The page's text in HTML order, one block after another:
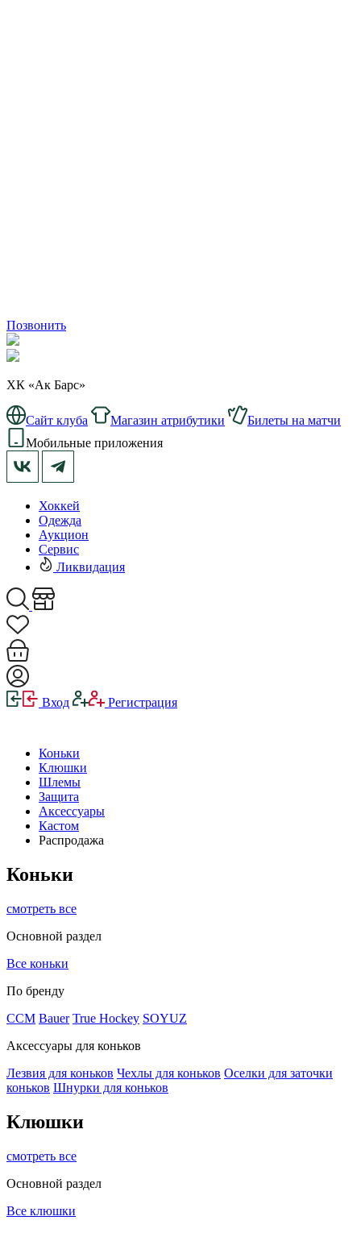
Позвонить
ХК «Ак Барс»
Сайт клуба Магазин атрибутики
Билеты на матчи
Мобильные приложения
Хоккей
Одежда
Аукцион
Сервис
Ликвидация
Вход Регистрация
Коньки
Клюшки
Шлемы
Защита
Аксессуары
Кастом
Распродажа
Коньки
смотреть все
Основной раздел
Все коньки
По бренду
ССМ Bauer True Hockey SOYUZ
Аксессуары для коньков
Лезвия для коньков Чехлы для коньков Оселки для заточки
коньков Шнурки для коньков
Клюшки
смотреть все
Основной раздел
Все клюшки